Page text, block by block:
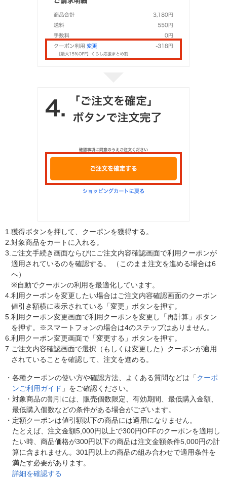
1. 獲得ボタンを押して、クーポンを獲得する。
2. 対象商品をカートに入れる。
3. ご注文手続き画面ならびにご注文内容確認画面で利用クーポンが
適用されているのを確認する。 （このまま注文を進める場合は6
へ）
※自動でクーポンの利用を最適化しています。
4. 利用クーポンを変更したい場合はご注文内容確認画面のクーポン
値引き額横に表示されている「変更」ボタンを押す。
5. 利用クーポン変更画面で利用クーポンを変更し「再計算」ボタン
を押す。※スマートフォンの場合は4のステップはありません。
6. 利用クーポン変更画面で「変更する」ボタンを押す。
7. ご注文内容確認画面で選択（もしくは変更した）クーポンが適用
されていることを確認して、注文を進める。
・ 各種クーポンの使い方や確認方法、よくある質問などは「クーポ
ンご利用ガイド 」をご確認ください。
・ 対象商品の割引には、販売個数限定、有効期間、最低購入金額、
最低購入個数などの条件がある場合がございます。
・ 定額クーポンは値引額以下の商品には適用になりません。
たとえば、注文金額5,000円以上で300円OFFのクーポンを適用し
たい時、商品価格が300円以下の商品は注文金額条件5,000円の計
算に含まれません。301円以上の商品の組み合わせで適用条件を
満たす必要があります。
詳細を確認する